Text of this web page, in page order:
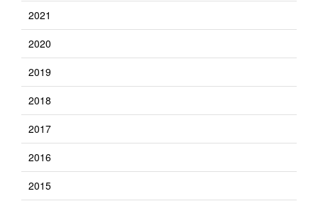
2021
2020
2019
2018
2017
2016
2015